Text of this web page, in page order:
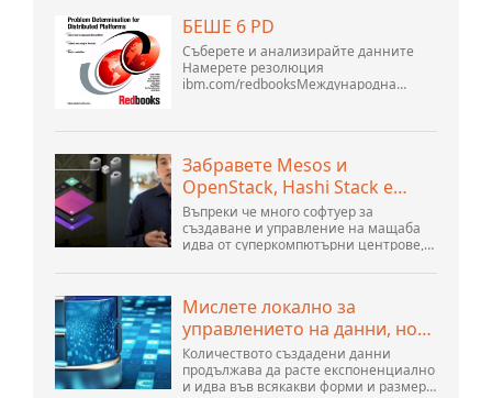
септември. Добре дошли в нашите
.htacces...
БЕШЕ 6 PD
Съберете и анализирайте данните
Намерете резолюция
ibm.com/redbooksМеждународна
Server V6 Определяне на проблеми за
2005 г. SG2...
Забравете Mesos и
OpenStack, Hashi Stack е
новата следваща платформа
Въпреки че много софтуер за
създаване и управление на мащаба
идва от суперкомпютърни центрове,
създатели на публични облаци, все
от хората...
Мислете локално за
управлението на данни, но
действайте глобално
Количеството създадени данни
продължава да расте експоненциално
и идва във всякакви форми и размери